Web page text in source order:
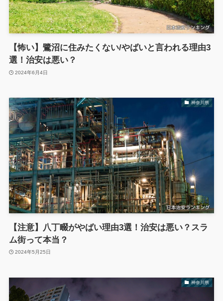
【怖い】鷺沼に住みたくない/やばいと言われる理由3
選！治安は悪い？
2024年6月4日
神奈川県
【注意】八丁畷がやばい理由3選！治安は悪い？スラ
ム街って本当？
2024年5月25日
神奈川県